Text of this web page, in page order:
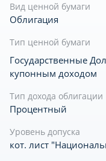
Вид ценной бумаги
Облигация
Тип ценной бумаги
Государственные
купонным доходом
Тип дохода облигации
Процентный
Уровень допуска
кот. лист